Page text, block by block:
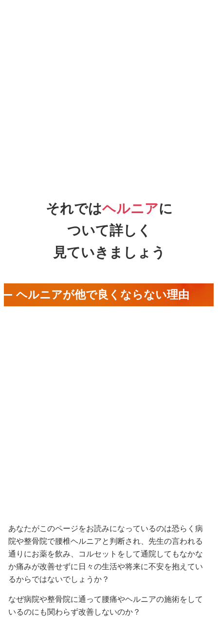
それではヘルニアに
ついて詳しく
見ていきましょう
ヘルニアが他で良くならない理由
あなたがこのページをお読みになっているのは恐らく病
院や整骨院で腰椎ヘルニアと判断され、先生の言われる
通りにお薬を飲み、コルセットをして通院してもなかな
か痛みが改善せずに日々の生活や将来に不安を抱えてい
るからではないでしょうか？
なぜ病院や整骨院に通って腰痛やヘルニアの施術をして
いるのにも関わらず改善しないのか？